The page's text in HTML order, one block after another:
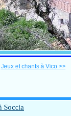
Jeux et chants à Vico >>